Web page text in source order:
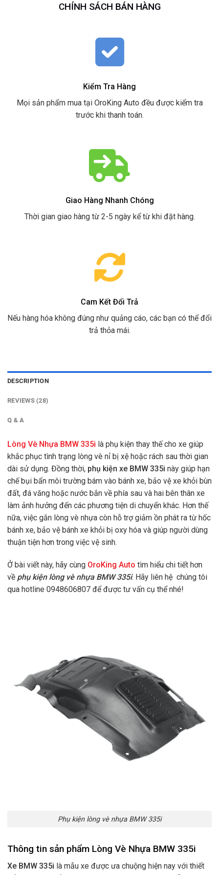
CHÍNH SÁCH BÁN HÀNG
Kiểm Tra Hàng
Mọi sản phẩm mua tại OroKing Auto đều được kiểm tra
trước khi thanh toán.
Giao Hàng Nhanh Chóng
Thời gian giao hàng từ 2-5 ngày kể từ khi đặt hàng.
Cam Kết Đổi Trả
Nếu hàng hóa không đúng như quảng cáo, các bạn có thể đổi
trả thỏa mái.
DESCRIPTION
REVIEWS (28)
Q & A
Lòng Vè Nhựa BMW 335i là phụ kiện thay thế cho xe giúp
khắc phục tình trạng lòng vè nỉ bị xệ hoặc rách sau thời gian
dài sử dụng. Đồng thời, phụ kiện xe BMW 335i này giúp hạn
chế bụi bẩn môi trường bám vào bánh xe, bảo vệ xe khỏi bùn
đất, đá văng hoặc nước bắn về phía sau và hai bên thân xe
làm ảnh hưởng đến các phương tiện di chuyển khác. Hơn thế
nữa, việc gắn lòng vè nhựa còn hỗ trợ giảm ồn phát ra từ hốc
bánh xe, bảo vệ bánh xe khỏi bị oxy hóa và giúp người dùng
thuận tiện hơn trong việc vệ sinh.
Ở bài viết này, hãy cùng OroKing Auto tìm hiểu chi tiết hơn
về phụ kiện lòng vè nhựa BMW 335i. Hãy liên hệ chúng tôi
qua hotline 0948606807 để được tư vấn cụ thể nhé!
Phụ kiện lòng vè nhựa BMW 335i
Thông tin sản phẩm Lòng Vè Nhựa BMW 335i
Xe BMW 335i là mẫu xe được ưa chuộng hiện nay với thiết